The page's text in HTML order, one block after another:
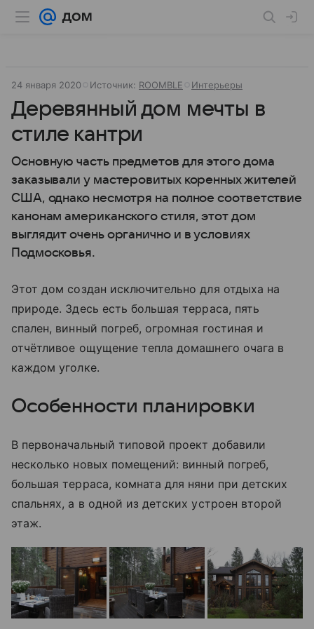
24 января 2020 Источник: ROOMBLE Интерьеры
Деревянный дом мечты в
стиле кантри
Основную часть предметов для этого дома
заказывали у мастеровитых коренных жителей
США, однако несмотря на полное соответствие
канонам американского стиля, этот дом
выглядит очень органично и в условиях
Подмосковья.
Этот дом создан исключительно для отдыха на
природе. Здесь есть большая терраса, пять
спален, винный погреб, огромная гостиная и
отчётливое ощущение тепла домашнего очага в
каждом уголке.
Особенности планировки
В первоначальный типовой проект добавили
несколько новых помещений: винный погреб,
большая терраса, комната для няни при детских
спальнях, а в одной из детских устроен второй
этаж.